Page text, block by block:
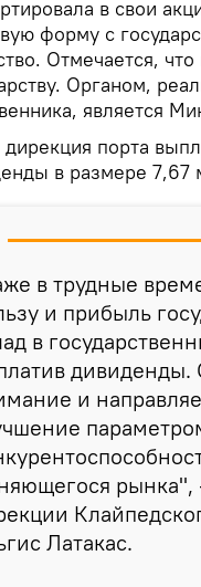
в свои
форму с
Отмечается,
Органом,
является
дирекция порта
в размере
в трудные
и прибыль
в
и
рынка",
Латакас.